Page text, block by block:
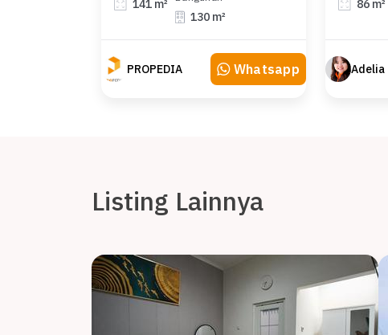
141 m²
130 m²
PROPEDIA Whatsapp
86 m²
Adelia
Listing Lainnya